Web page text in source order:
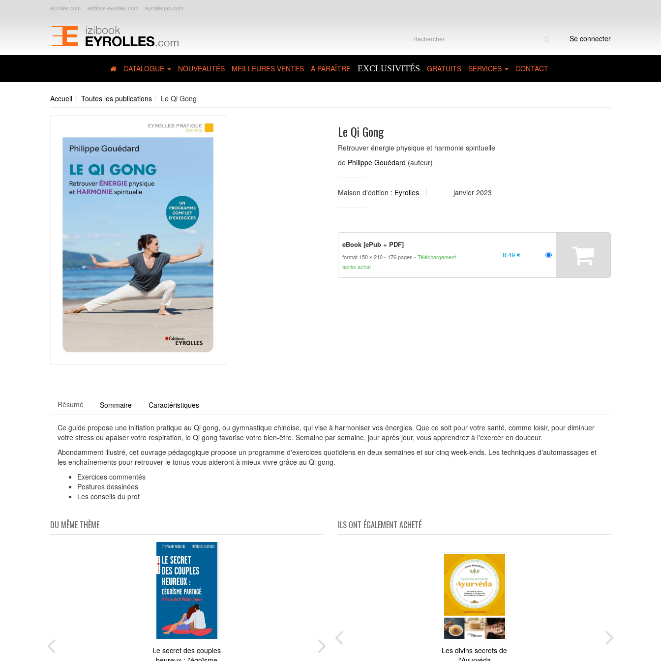
eyrolles.com editions-eyrolles.com eyrollespro.com
Se connecter
CATALOGUE NOUVEAUTÉS MEILLEURES VENTES A PARAÎTRE EXCLUSIVITÉS GRATUITS SERVICES CONTACT
Accueil Toutes les publications Le Qi Gong
Le Qi Gong
Retrouver énergie physique et harmonie spirituelle
de Philippe Gouédard (auteur)
Maison d'édition : Eyrolles janvier 2023
eBook [ePub + PDF]
format 150 x 210 176 pages
Téléchargement
après achat
8,49 €
Résumé Sommaire Caractéristiques
Ce guide propose une initiation pratique au Qi gong, ou gymnastique chinoise, qui vise à harmoniser vos énergies. Que ce soit pour votre santé, comme loisir, pour diminuer
votre stress ou apaiser votre respiration, le Qi gong favorise votre bien-être. Semaine par semaine, jour après jour, vous apprendrez à l'exercer en douceur.
Abondamment illustré, cet ouvrage pédagogique propose un programme d'exercices quotidiens en deux semaines et sur cinq week-ends. Les techniques d'automassages et
les enchaînements pour retrouver le tonus vous aideront à mieux vivre grâce au Qi gong.
Exercices commentés
Postures dessinées
Les conseils du prof
DU MÊME THÈME
Le secret des couples
Nerf vague : Adieu
ILS ONT ÉGALEMENT ACHETÉ
Le Taï-chi
Les divins secrets de